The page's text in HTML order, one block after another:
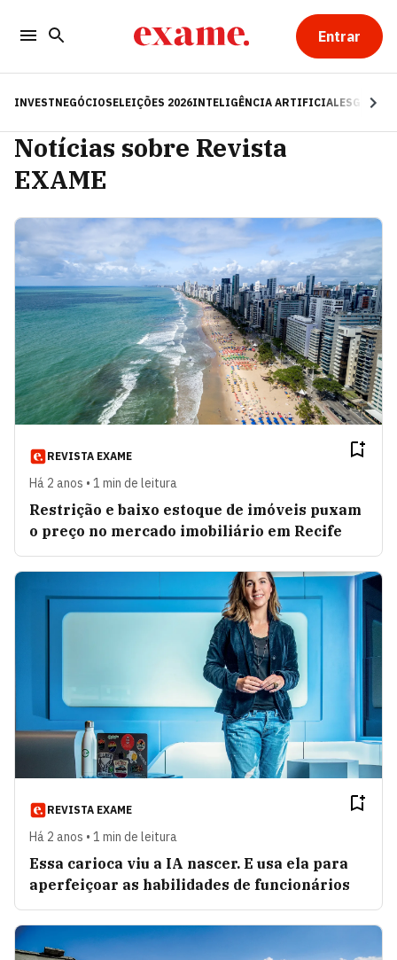
Entrar
INVESTNEGÓCIOSELEIÇÕES 2026INTELIGÊNCIA ARTIFICIALESG
Notícias sobre Revista
EXAME
REVISTA EXAME
Há 2 anos • 1 min de leitura
Restrição e baixo estoque de imóveis puxam
o preço no mercado imobiliário em Recife
REVISTA EXAME
Há 2 anos • 1 min de leitura
Essa carioca viu a IA nascer. E usa ela para
aperfeiçoar as habilidades de funcionários